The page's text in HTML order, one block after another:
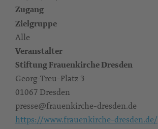
Zugang
Zielgruppe
Alle
Veranstalter
Stiftung Frauenkirche Dresden
Georg-Treu-Platz 3
01067 Dresden
presse@frauenkirche-dresden.de
https://www.frauenkirche-dresden.de/